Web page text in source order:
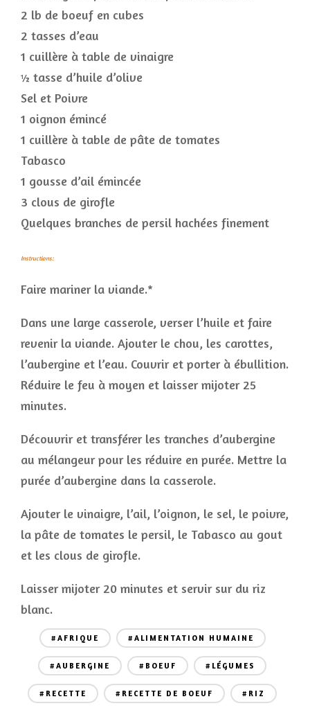
2 lb de boeuf en cubes
2 tasses d’eau
1 cuillère à table de vinaigre
½ tasse d’huile d’olive
Sel et Poivre
1 oignon émincé
1 cuillère à table de pâte de tomates
Tabasco
1 gousse d’ail émincée
3 clous de girofle
Quelques branches de persil hachées finement
Instructions:
Faire mariner la viande.*
Dans une large casserole, verser l’huile et faire
revenir la viande. Ajouter le chou, les carottes,
l’aubergine et l’eau. Couvrir et porter à ébullition.
Réduire le feu à moyen et laisser mijoter 25
minutes.
Découvrir et transférer les tranches d’aubergine
au mélangeur pour les réduire en purée. Mettre la
purée d’aubergine dans la casserole.
Ajouter le vinaigre, l’ail, l’oignon, le sel, le poivre,
la pâte de tomates le persil, le Tabasco au gout
et les clous de girofle.
Laisser mijoter 20 minutes et servir sur du riz
blanc.
#AFRIQUE #ALIMENTATION HUMAINE
#AUBERGINE #BOEUF #LÉGUMES
#RECETTE #RECETTE DE BOEUF #RIZ